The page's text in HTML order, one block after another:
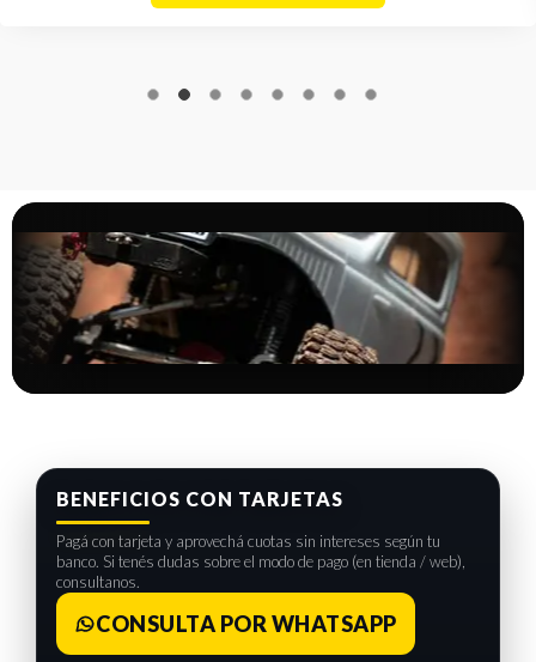
BENEFICIOS CON TARJETAS
Pagá con tarjeta y aprovechá cuotas sin intereses según tu
banco. Si tenés dudas sobre el modo de pago (en tienda / web),
consultanos.
CONSULTA POR WHATSAPP